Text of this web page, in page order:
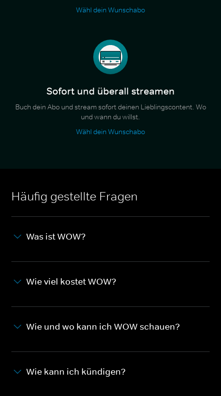
Wähl dein Wunschabo
Sofort und überall streamen
Buch dein Abo und stream sofort deinen Lieblingscontent. Wo
und wann du willst.
Wähl dein Wunschabo
Häufig gestellte Fragen
Was ist WOW?
Wie viel kostet WOW?
Wie und wo kann ich WOW schauen?
Wie kann ich kündigen?